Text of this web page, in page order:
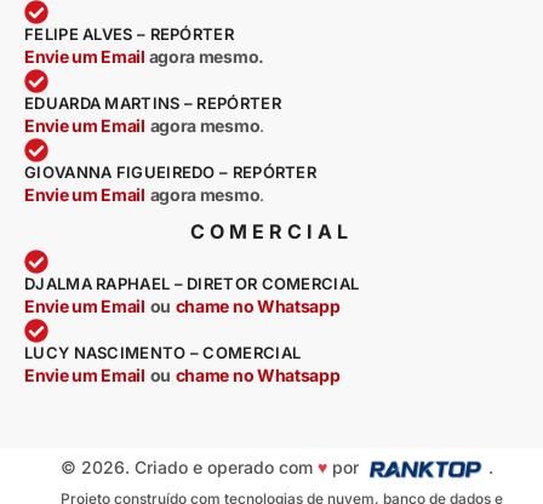
FELIPE ALVES – REPÓRTER
Envie um Email agora mesmo.
EDUARDA MARTINS – REPÓRTER
Envie um Email agora mesmo.
GIOVANNA FIGUEIREDO – REPÓRTER
Envie um Email agora mesmo.
COMERCIAL
DJALMA RAPHAEL – DIRETOR COMERCIAL
Envie um Email ou chame no Whatsapp
LUCY NASCIMENTO – COMERCIAL
Envie um Email ou chame no Whatsapp
© 2026. Criado e operado com ♥por .
Projeto construído com tecnologias de nuvem, banco de dados e